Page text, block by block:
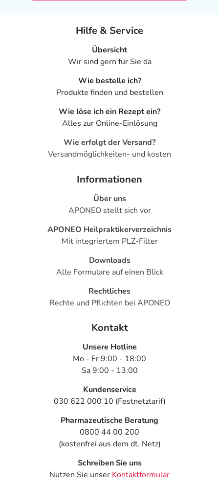
Hilfe & Service
Übersicht
Wir sind gern für Sie da
Wie bestelle ich?
Produkte finden und bestellen
Wie löse ich ein Rezept ein?
Alles zur Online-Einlösung
Wie erfolgt der Versand?
Versandmöglichkeiten- und kosten
Informationen
Über uns
APONEO stellt sich vor
APONEO Heilpraktikerverzeichnis
Mit integriertem PLZ-Filter
Downloads
Alle Formulare auf einen Blick
Rechtliches
Rechte und Pflichten bei APONEO
Kontakt
Unsere Hotline
Mo - Fr 9:00 - 18:00
Sa 9:00 - 13:00
Kundenservice
030 622 000 10 (Festnetztarif)
Pharmazeutische Beratung
0800 44 00 200
(kostenfrei aus dem dt. Netz)
Schreiben Sie uns
Nutzen Sie unser Kontaktformular